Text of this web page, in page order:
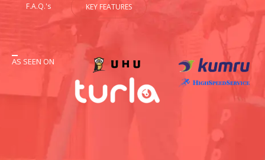
F.A.Q.'s KEY FEATURES
AS SEEN ON